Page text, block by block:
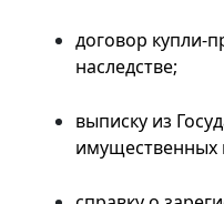
договор купли-
наследстве;
выписку из
имущественных